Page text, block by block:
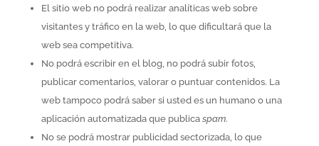
El sitio web no podrá realizar analíticas web sobre
visitantes y tráfico en la web, lo que dificultará que la
web sea competitiva.
No podrá escribir en el blog, no podrá subir fotos,
publicar comentarios, valorar o puntuar contenidos. La
web tampoco podrá saber si usted es un humano o una
aplicación automatizada que publica spam.
No se podrá mostrar publicidad sectorizada, lo que